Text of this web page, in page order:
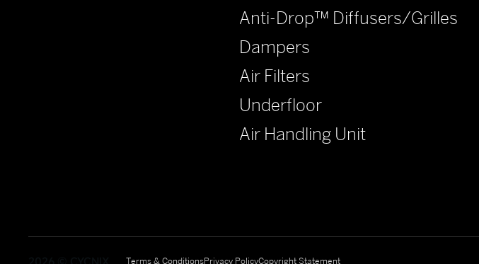
Terms & ConditionsPrivacy PolicyCopyright Statement
Anti-Drop™ Diffusers/Grilles
Dampers
Air Filters
Underfloor
Air Handling Unit